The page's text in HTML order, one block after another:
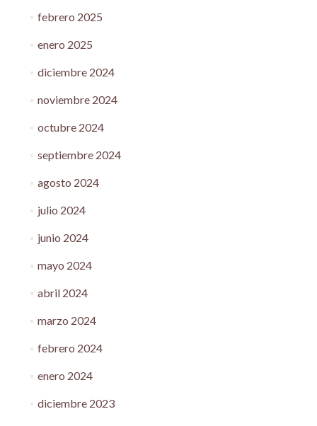
febrero 2025
enero 2025
diciembre 2024
noviembre 2024
octubre 2024
septiembre 2024
agosto 2024
julio 2024
junio 2024
mayo 2024
abril 2024
marzo 2024
febrero 2024
enero 2024
diciembre 2023